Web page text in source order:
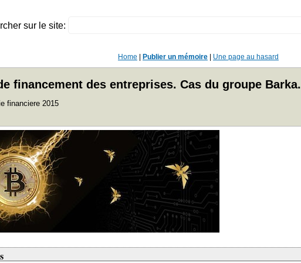
sur le site:
Home Publier un mémoire Une page au hasard
financement des entreprises. Cas du groupe Barka.
financiere 2015